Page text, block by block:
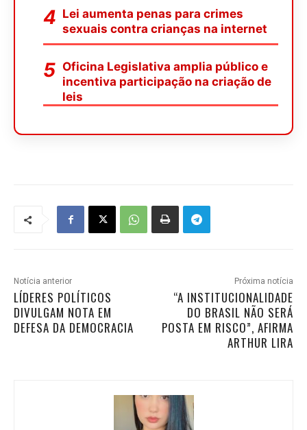
Lei aumenta penas para crimes
sexuais contra crianças na internet
Oficina Legislativa amplia público e
incentiva participação na criação de
leis
Notícia anterior
LÍDERES POLÍTICOS
DIVULGAM NOTA EM
DEFESA DA DEMOCRACIA
Próxima notícia
“A INSTITUCIONALIDADE
DO BRASIL NÃO SERÁ
POSTA EM RISCO”, AFIRMA
ARTHUR LIRA